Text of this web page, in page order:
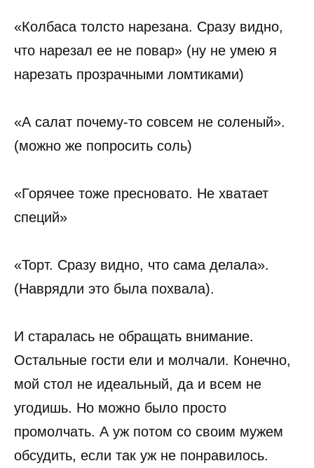
«Колбаса толсто нарезана. Сразу видно,
что нарезал ее не повар» (ну не умею я
нарезать прозрачными ломтиками)
«А салат почему-то совсем не соленый».
(можно же попросить соль)
«Горячее тоже пресновато. Не хватает
специй»
«Торт. Сразу видно, что сама делала».
(Наврядли это была похвала).
И старалась не обращать внимание.
Остальные гости ели и молчали. Конечно,
мой стол не идеальный, да и всем не
угодишь. Но можно было просто
промолчать. А уж потом со своим мужем
обсудить, если так уж не понравилось.